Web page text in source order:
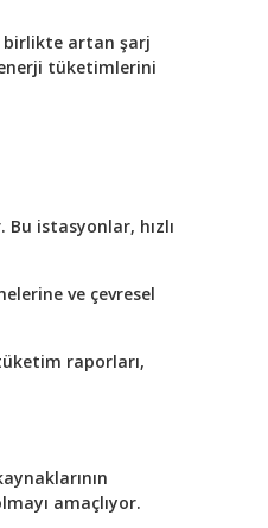
birlikte artan şarj
enerji tüketimlerini
istasyonlar, hızlı
ve çevresel
raporları,
amaçlıyor.